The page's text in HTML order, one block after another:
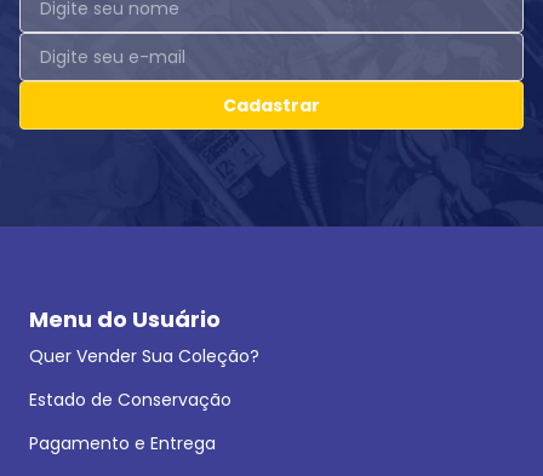
Cadastrar
Menu do Usuário
Quer Vender Sua Coleção?
Estado de Conservação
Pagamento e Entrega